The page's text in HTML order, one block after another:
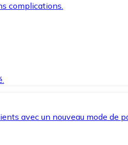
complications.
avec un nouveau mode de